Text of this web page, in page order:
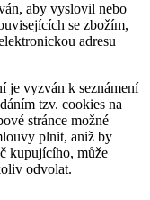
aby vyslovil nebo
se zbožím,
adresu
je vyzván k seznámení
tzv. cookies na
stránce možné
plnit, aniž by
kupujícího, může
odvolat.